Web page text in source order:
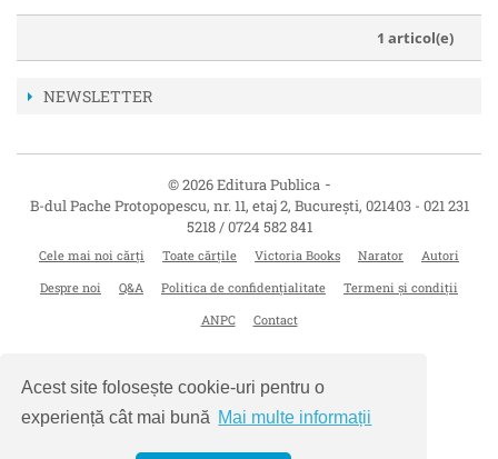
Acest site folosește cookie-uri pentru o
experiență cât mai bună Mai multe informații
1 articol(e)
NEWSLETTER
© 2026 Editura Publica -
B-dul Pache Protopopescu, nr. 11, etaj 2, București, 021403 - 021 231
5218 / 0724 582 841
Cele mai noi cărți Toate cărțile Victoria Books Narator
Autori
Despre noi
Q&A Politica de confidențialitate
Termeni și condiții
ANPC
Contact